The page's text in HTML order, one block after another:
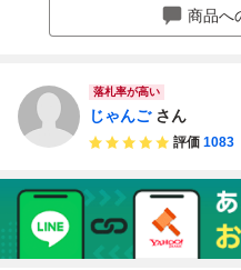
商品へ
落札率が高い
じゃんご さん
評価 1083